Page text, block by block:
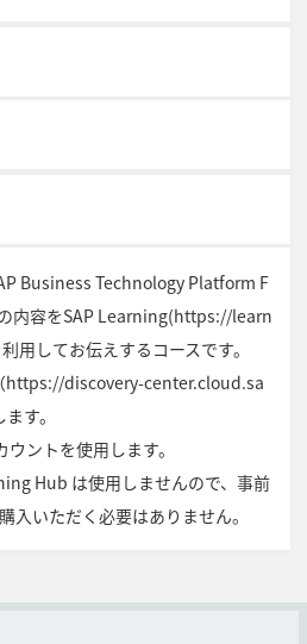
Business Technology Platform F
内容をSAP Learning(https://learn
用してお伝えするコースです。
https://discovery-center.cloud.sa
す。
ウントを使用します。
Hub は使用しませんので、事前
入いただく必要はありません。